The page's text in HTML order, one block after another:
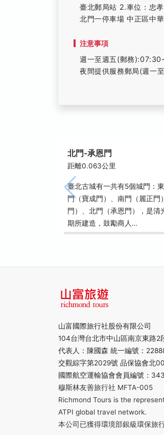
臺北郵局站 2.車位：忠
北門一停車場 中正區中
注意事項
週一至週五(郵務
夜間提供服務郵局(週一
北門-承恩門
距離0.063公里
臺北古城有一共有5個城門：
門（寶成門）、南門（麗正門
門）、北門（承恩門），是清
期所建造，鼓勵商人…
山富國際旅行社股份有限公司
104台灣台北市中山區南京東路2
代表人：陳國森 統一編號：
交觀綜字第2029號 品保協會北
國際航空運輸協會會員編號：
穆斯林友善旅行社 MFTA-005
Richmond Tours is the
ATPI global travel network.
本公司已獲得環境部銀級環保旅